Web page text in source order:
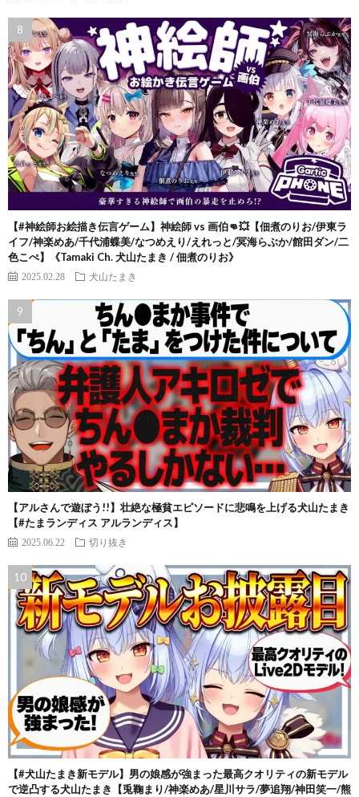
【#神絵師お絵描き伝言ゲーム】神絵師 vs 画伯👊💥【佃煮のりお/伊東ラ
イフ/神楽めあ/千代浦蝶美/なつめえり/えれっと/冥海らぶか/館田ダン/二
色こぺ】《Tamaki Ch. 犬山たまき / 佃煮のりお》
2025.02.28 犬山たまき
【アルさんで遊ぼう!!】壮絶な極貧エピソードに悲鳴を上げる犬山たまき
【#たまランディス アルランディス】
2025.06.22 切り抜き
【#犬山たまき新モデル】男の娘感が強まった最高クオリティの新モデル
で逆凸する犬山たまき【兎鞠まり/神楽めあ/星川サラ/夢追翔/神田笑一/熊